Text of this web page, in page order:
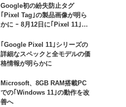
Google初の紛失防止タグ
｢Pixel Tag｣の製品画像が明ら
かに ｰ 8月12日に｢Pixel 11｣な
｢Google Pixel 11｣シリーズの
詳細なスペックと全モデルの価
格情報が明らかに
Microsoft、8GB RAM搭載PC
での｢Windows 11｣の動作を改
善へ